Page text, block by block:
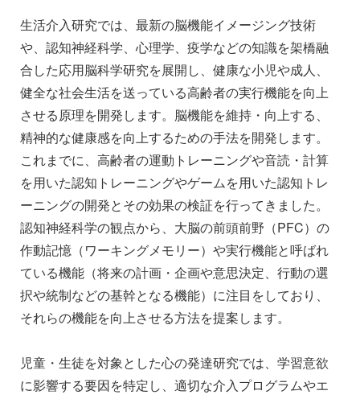
生活介入研究では、最新の脳機能イメージング技術
や、認知神経科学、心理学、疫学などの知識を架橋融
合した応用脳科学研究を展開し、健康な小児や成人、
健全な社会生活を送っている高齢者の実行機能を向上
させる原理を開発します。脳機能を維持・向上する、
精神的な健康感を向上するための手法を開発します。
これまでに、高齢者の運動トレーニングや音読・計算
を用いた認知トレーニングやゲームを用いた認知トレ
ーニングの開発とその効果の検証を行ってきました。
認知神経科学の観点から、大脳の前頭前野（PFC）の
作動記憶（ワーキングメモリー）や実行機能と呼ばれ
ている機能（将来の計画・企画や意思決定、行動の選
択や統制などの基幹となる機能）に注目をしており、
それらの機能を向上させる方法を提案します。
児童・生徒を対象とした心の発達研究では、学習意欲
に影響する要因を特定し、適切な介入プログラムやエ